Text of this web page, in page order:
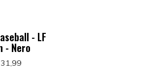
- LF
- Nero